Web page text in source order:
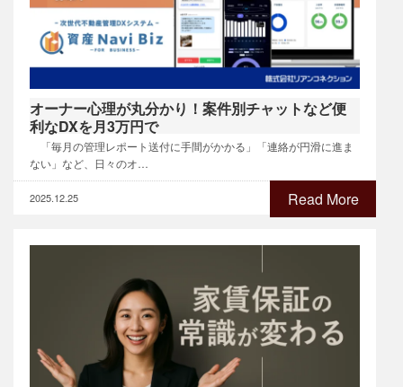
オーナー心理が丸分かり！案件別チャットなど便
利なDXを月3万円で
「毎月の管理レポート送付に手間がかかる」「連絡が円滑に進ま
ない」など、日々のオ…
Read More
2025.12.25